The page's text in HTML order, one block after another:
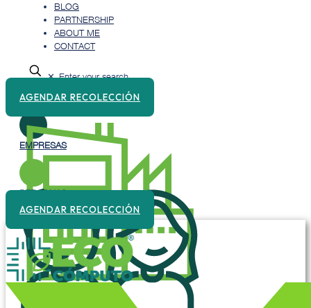
BLOG
PARTNERSHIP
ABOUT ME
CONTACT
✕
AGENDAR RECOLECCIÓN
EMPRESAS
PERSONAS
AGENDAR RECOLECCIÓN